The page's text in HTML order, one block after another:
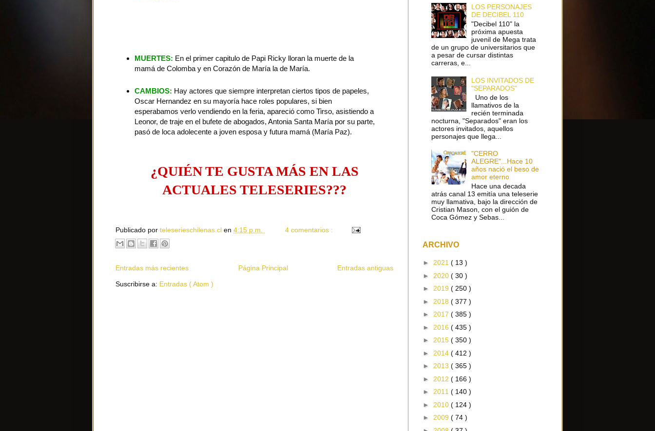
MUERTES: En el primer capitulo de Papi Ricky lloran la muerte de la
mamá de Colomba y en Corazón de María la de María.
CAMBIOS: Hay actores que siempre interpretan ciertos tipos de papeles,
Oscar Hernandez en su mayoría hace roles populares, si bien
esperabamos verlo vendiendo en la feria, apareció como Tirso, asistiendo a
Leonor, de traje en el bufete de abogados, Antonia Santa María por su parte,
pasó de loca adolecente a joven esposa y futura mamá (María Paz).
¿QUIÉN TE GUSTA MÁS EN LAS
ACTUALES TELESERIES???
Publicado por teleserieschilenas.cl en 4:15 p.m. 4 comentarios :
Entradas más recientes Entradas antiguas
Página Principal
Suscribirse a: Entradas ( Atom )
LOS PERSONAJES
DE DECIBEL 110
"Decibel 110" la
próxima apuesta
juvenil de Mega trata
de un grupo de universitarios que
a pesar de cursar distintas
carreras, e...
LOS INVITADOS DE
"SEPARADOS"
Uno de los
llamativos de la
recién terminada
nocturna, "Separados" eran los
actores invitados, aquellos
personajes que llega...
"CERRO
ALEGRE"...Hace 10
años nació el beso de
amor eterno
Hace una decada
atrás canal 13 emitía una teleserie
muy llamativa, bajo la dirección de
Cristian Mason, con el guión de
Coca Gómez y Sebas...
ARCHIVO
► 2021 ( 13 )
► 2020 ( 30 )
► 2019 ( 250 )
► 2018 ( 377 )
► 2017 ( 385 )
► 2016 ( 435 )
► 2015 ( 350 )
► 2014 ( 412 )
► 2013 ( 365 )
► 2012 ( 166 )
► 2011 ( 140 )
► 2010 ( 124 )
► 2009 ( 74 )